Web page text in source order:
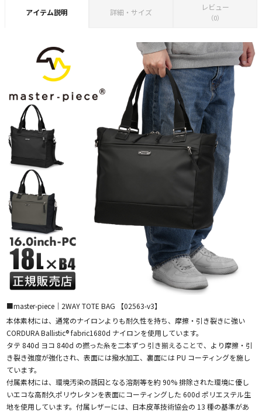
アイテム説明 詳細・サイズ
レビュー
（0）
■master-piece｜2WAY TOTE BAG 【02563-v3】
本体素材には、通常のナイロンよりも耐久性を持ち、摩擦・引き裂きに強い
CORDURA Ballistic® fabric1680d ナイロンを使用しています。
タテ 840d ヨコ 840d の撚った糸を二本ずつ 引き揃えることで、より摩擦・引
き裂き強度が強化され、表面には撥水加工、裏面には PU コーティングを施し
ています。
付属素材には、環境汚染の誘因となる溶剤等を約 90% 排除された環境に優し
いエコな高耐久ポリウレタンを表面にコーティングした 600d ポリエステル生
地を使用しています。付属レザーには、日本皮革技術協会の 13 種の基準があ